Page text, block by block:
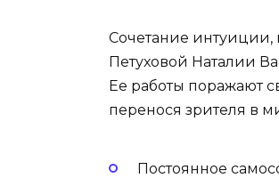
Сочетание интуиции,
Петуховой Наталии
Ее работы поражают
перенося зрителя в
Постоянное